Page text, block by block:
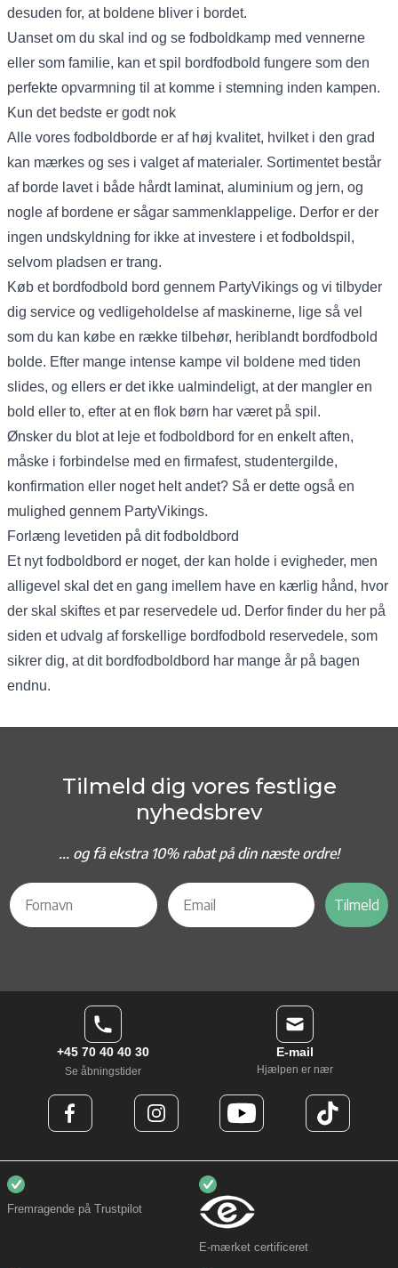
desuden for, at boldene bliver i bordet.
Uanset om du skal ind og se fodboldkamp med vennerne
eller som familie, kan et spil bordfodbold fungere som den
perfekte opvarmning til at komme i stemning inden kampen.
Kun det bedste er godt nok
Alle vores fodboldborde er af høj kvalitet, hvilket i den grad
kan mærkes og ses i valget af materialer. Sortimentet består
af borde lavet i både hårdt laminat, aluminium og jern, og
nogle af bordene er sågar sammenklappelige. Derfor er der
ingen undskyldning for ikke at investere i et fodboldspil,
selvom pladsen er trang.
Køb et bordfodbold bord gennem PartyVikings og vi tilbyder
dig service og vedligeholdelse af maskinerne, lige så vel
som du kan købe en række tilbehør, heriblandt bordfodbold
bolde. Efter mange intense kampe vil boldene med tiden
slides, og ellers er det ikke ualmindeligt, at der mangler en
bold eller to, efter at en flok børn har været på spil.
Ønsker du blot at leje et fodboldbord for en enkelt aften,
måske i forbindelse med en firmafest, studentergilde,
konfirmation eller noget helt andet? Så er dette også en
mulighed gennem PartyVikings.
Forlæng levetiden på dit fodboldbord
Et nyt fodboldbord er noget, der kan holde i evigheder, men
alligevel skal det en gang imellem have en kærlig hånd, hvor
der skal skiftes et par reservedele ud. Derfor finder du her på
siden et udvalg af forskellige bordfodbold reservedele, som
sikrer dig, at dit bordfodboldbord har mange år på bagen
endnu.
Tilmeld dig vores festlige
nyhedsbrev
... og få ekstra 10% rabat på din næste ordre!
Tilmeld
+45 70 40 40 30
Se åbningstider
E-mail
Hjælpen er nær
Fremragende på Trustpilot
E-mærket certificeret